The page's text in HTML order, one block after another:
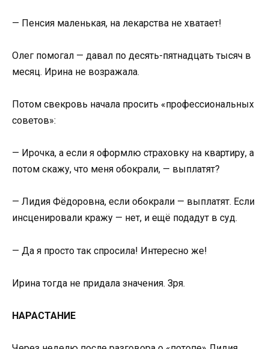
— Пенсия маленькая, на лекарства не хватает!
Олег помогал — давал по десять-пятнадцать тысяч в
месяц. Ирина не возражала.
Потом свекровь начала просить «профессиональных
советов»:
— Ирочка, а если я оформлю страховку на квартиру, а
потом скажу, что меня обокрали, — выплатят?
— Лидия Фёдоровна, если обокрали — выплатят. Если
инсценировали кражу — нет, и ещё подадут в суд.
— Да я просто так спросила! Интересно же!
Ирина тогда не придала значения. Зря.
НАРАСТАНИЕ